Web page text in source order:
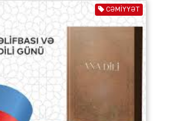
CƏMIYYƏT